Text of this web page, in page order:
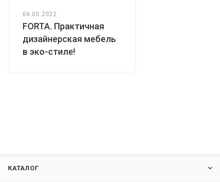
06.05.2022
FORTA. Практичная
дизайнерская мебель
в эко-стиле!
КАТАЛОГ